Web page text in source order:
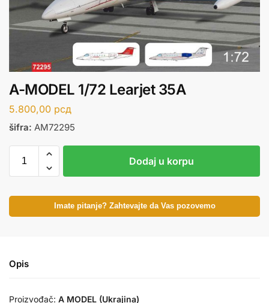
A-MODEL 1/72 Learjet 35A
5.800,00 рсд
šifra: AM72295
Dodaj u korpu
Imate pitanje? Zahtevajte da Vas pozovemo
Opis
Proizvođač: A MODEL (Ukrajina)